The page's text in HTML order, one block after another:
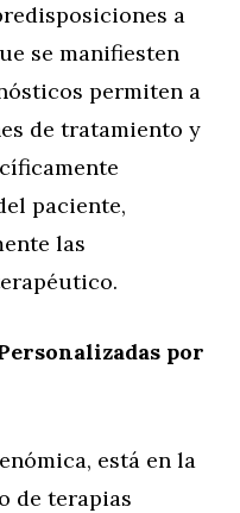
a
se manifiesten
permiten a
de tratamiento y
paciente,
las
por
está en la
de terapias